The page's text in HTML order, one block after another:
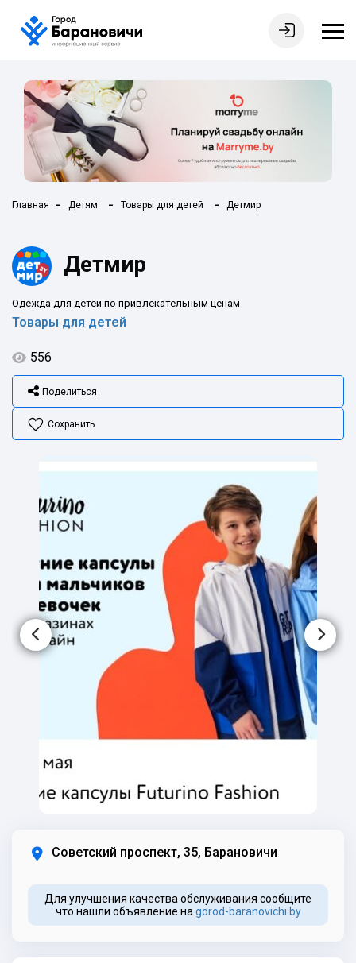
Главная Детям Товары для детей Детмир
Детмир
Одежда для детей по привлекательным ценам
Товары для детей
556
Сохранить
Поделиться
Советский проспект, 35, Барановичи
Для улучшения качества обслуживания сообщите
что нашли объявление на gorod-baranovichi.by